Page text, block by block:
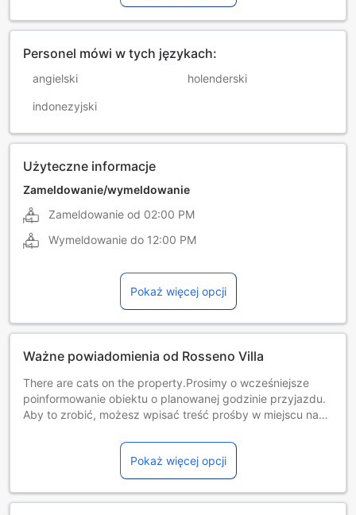
Personel mówi w tych językach:
angielski holenderski
indonezyjski
Użyteczne informacje
Zameldowanie/wymeldowanie
Zameldowanie od 02:00 PM
Wymeldowanie do 12:00 PM
Pokaż więcej opcji
Ważne powiadomienia od Rosseno Villa
There are cats on the property.Prosimy o wcześniejsze
poinformowanie obiektu o planowanej godzinie przyjazdu.
Aby to zrobić, możesz wpisać treść prośby w miejscu na
obiektem, korzystając z danych kontaktowych
widniejących w potwierdzeniu rezerwacji.
Pokaż więcej opcji